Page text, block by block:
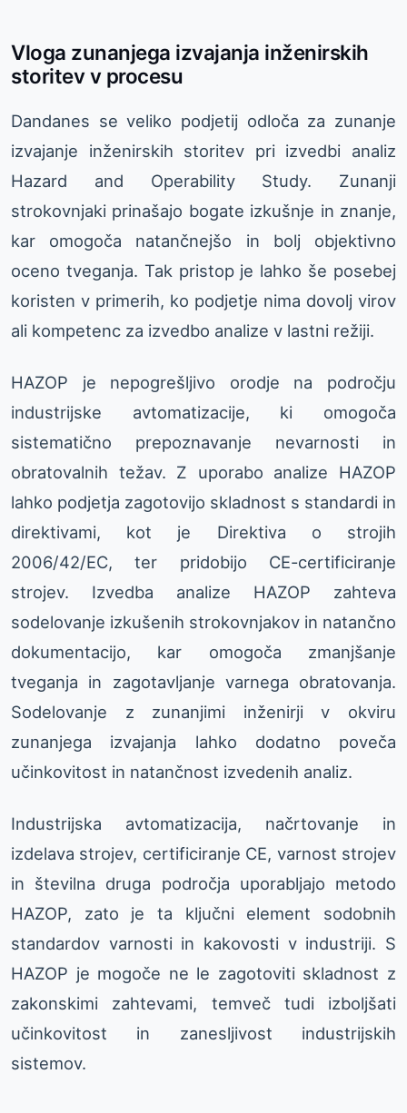
Vloga zunanjega izvajanja inženirskih
storitev v procesu
Dandanes se veliko podjetij odloča za zunanje
izvajanje inženirskih storitev pri izvedbi analiz
Hazard and Operability Study. Zunanji
strokovnjaki prinašajo bogate izkušnje in znanje,
kar omogoča natančnejšo in bolj objektivno
oceno tveganja. Tak pristop je lahko še posebej
koristen v primerih, ko podjetje nima dovolj virov
ali kompetenc za izvedbo analize v lastni režiji.
HAZOP je nepogrešljivo orodje na področju
industrijske avtomatizacije, ki omogoča
sistematično prepoznavanje nevarnosti in
obratovalnih težav. Z uporabo analize HAZOP
lahko podjetja zagotovijo skladnost s standardi in
direktivami, kot je Direktiva o strojih
2006/42/EC, ter pridobijo CE-certificiranje
strojev. Izvedba analize HAZOP zahteva
sodelovanje izkušenih strokovnjakov in natančno
dokumentacijo, kar omogoča zmanjšanje
tveganja in zagotavljanje varnega obratovanja.
Sodelovanje z zunanjimi inženirji v okviru
zunanjega izvajanja lahko dodatno poveča
učinkovitost in natančnost izvedenih analiz.
Industrijska avtomatizacija, načrtovanje in
izdelava strojev, certificiranje CE, varnost strojev
in številna druga področja uporabljajo metodo
HAZOP, zato je ta ključni element sodobnih
standardov varnosti in kakovosti v industriji. S
HAZOP je mogoče ne le zagotoviti skladnost z
zakonskimi zahtevami, temveč tudi izboljšati
učinkovitost in zanesljivost industrijskih
sistemov.